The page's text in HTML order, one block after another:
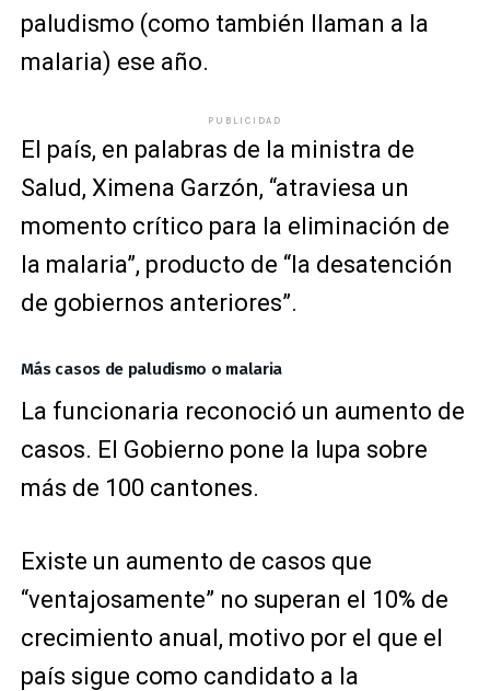
paludismo (como también llaman a la
malaria) ese año.
PUBLICIDAD
El país, en palabras de la ministra de
Salud, Ximena Garzón, “atraviesa un
momento crítico para la eliminación de
la malaria”, producto de “la desatención
de gobiernos anteriores”.
Más casos de paludismo o malaria
La funcionaria reconoció un aumento de
casos. El Gobierno pone la lupa sobre
más de 100 cantones.
Existe un aumento de casos que
“ventajosamente” no superan el 10% de
crecimiento anual, motivo por el que el
país sigue como candidato a la